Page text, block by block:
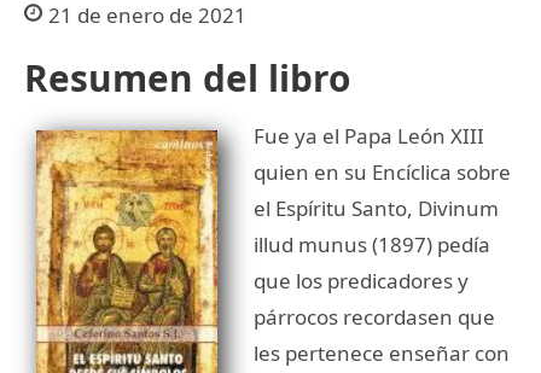
21 de enero de 2021
Resumen del libro
Fue ya el Papa León XIII
quien en su Encíclica sobre
el Espíritu Santo, Divinum
illud munus (1897) pedía
que los predicadores y
párrocos recordasen que
les pertenece enseñar con